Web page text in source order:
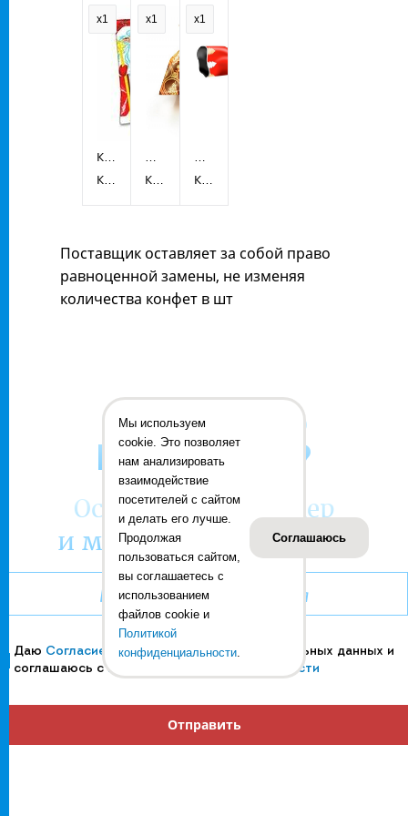
Конфета
Jelly
КФ
Шоколадный
x1
Птица
счастья
(уголок)
КФ
Победа
x1
Фигурный
боченок
КФ
Жако
x1
Поставщик оставляет за собой право
равноценной замены, не изменяя
количества конфет в шт
ОСТАЛИСЬ
ВОПРОСЫ?
Оставьте ваш номер
и мы вам перезвоним:
Даю Согласие
на обработку своих персональных данных и
соглашаюсь сПолитикой конфиденциальности
Отправить
Мы используем
cookie. Это позволяет
нам анализировать
взаимодействие
посетителей с сайтом
и делать его лучше.
Продолжая
пользоваться сайтом,
вы соглашаетесь с
использованием
файлов cookie и
Политикой
конфиденциальности.
Соглашаюсь